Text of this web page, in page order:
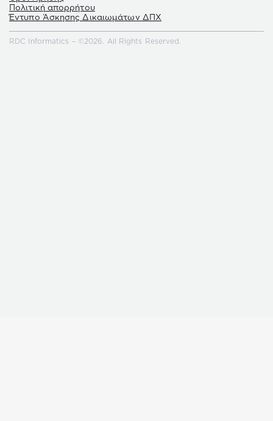
Πολιτική απορρήτου
Έντυπο Άσκησης Δικαιωμάτων ΔΠΧ
RDC Informatics – ©2026. All Rights Reserved.